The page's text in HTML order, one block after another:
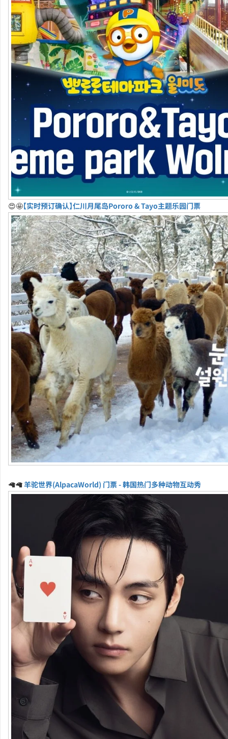
😍🤩【实时预订确认】仁川月尾岛Pororo & Tayo主题乐园门票
🦙🦙羊驼世界(AlpacaWorld) 门票 - 韩国热门多种动物互动秀